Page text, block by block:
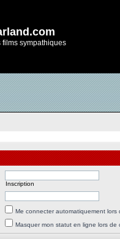
films sympathiques
Inscription
Me connecter automatiquement lors
Masquer mon statut en ligne lors de